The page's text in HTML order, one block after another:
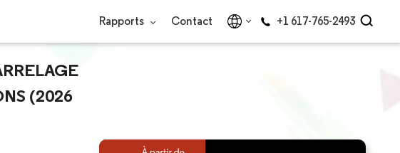
Rapports Contact +1 617-765-2493
(2026